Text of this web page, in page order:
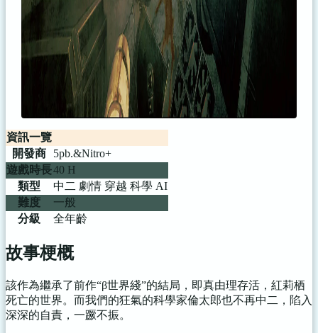
資訊一覽
開發商
5pb.&Nitro+
遊戲時長40 H
類型
中二 劇情 穿越 科學 AI
難度
一般
分級
全年齡
故事梗概
該作為繼承了前作“β世界綫”的結局，即真由理存活，紅莉栖
死亡的世界。而我們的狂氣的科學家倫太郎也不再中二，陷入
深深的自責，一蹶不振。